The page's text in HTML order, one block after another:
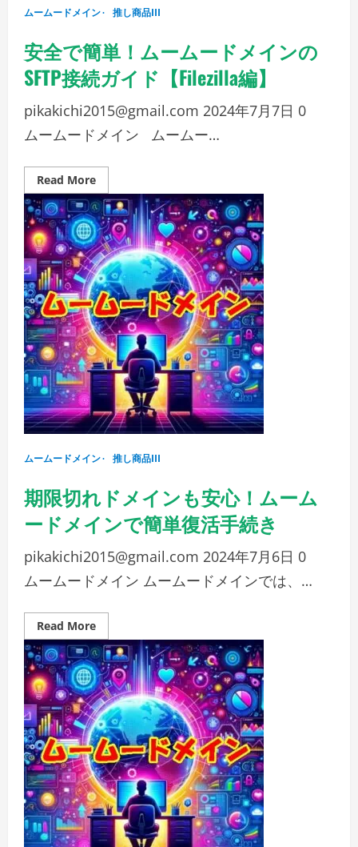
携
ド
ムームードメイン 推し商品III
安全で簡単！ムームードメインの
SFTP接続ガイド【Filezilla編】
pikakichi2015@gmail.com 2024年7月7日 0
ムームードメイン ムームー…
Read MoreRead
more
about
安
全
で
簡
単！
ム
ー
ム
ー
ド
メ
イ
ン
の
SFTP
接
続
イ
ド
【Filezilla
ムームードメイン 推し商品III
期限切れドメインも安心！ムーム
ードメインで簡単復活手続き
pikakichi2015@gmail.com 2024年7月6日 0
ムームードメイン ムームードメインでは、…
Read MoreRead
more
about
期
限
切
れ
ド
メ
イ
ン
も
安
心！
ム
ー
ム
ー
ド
メ